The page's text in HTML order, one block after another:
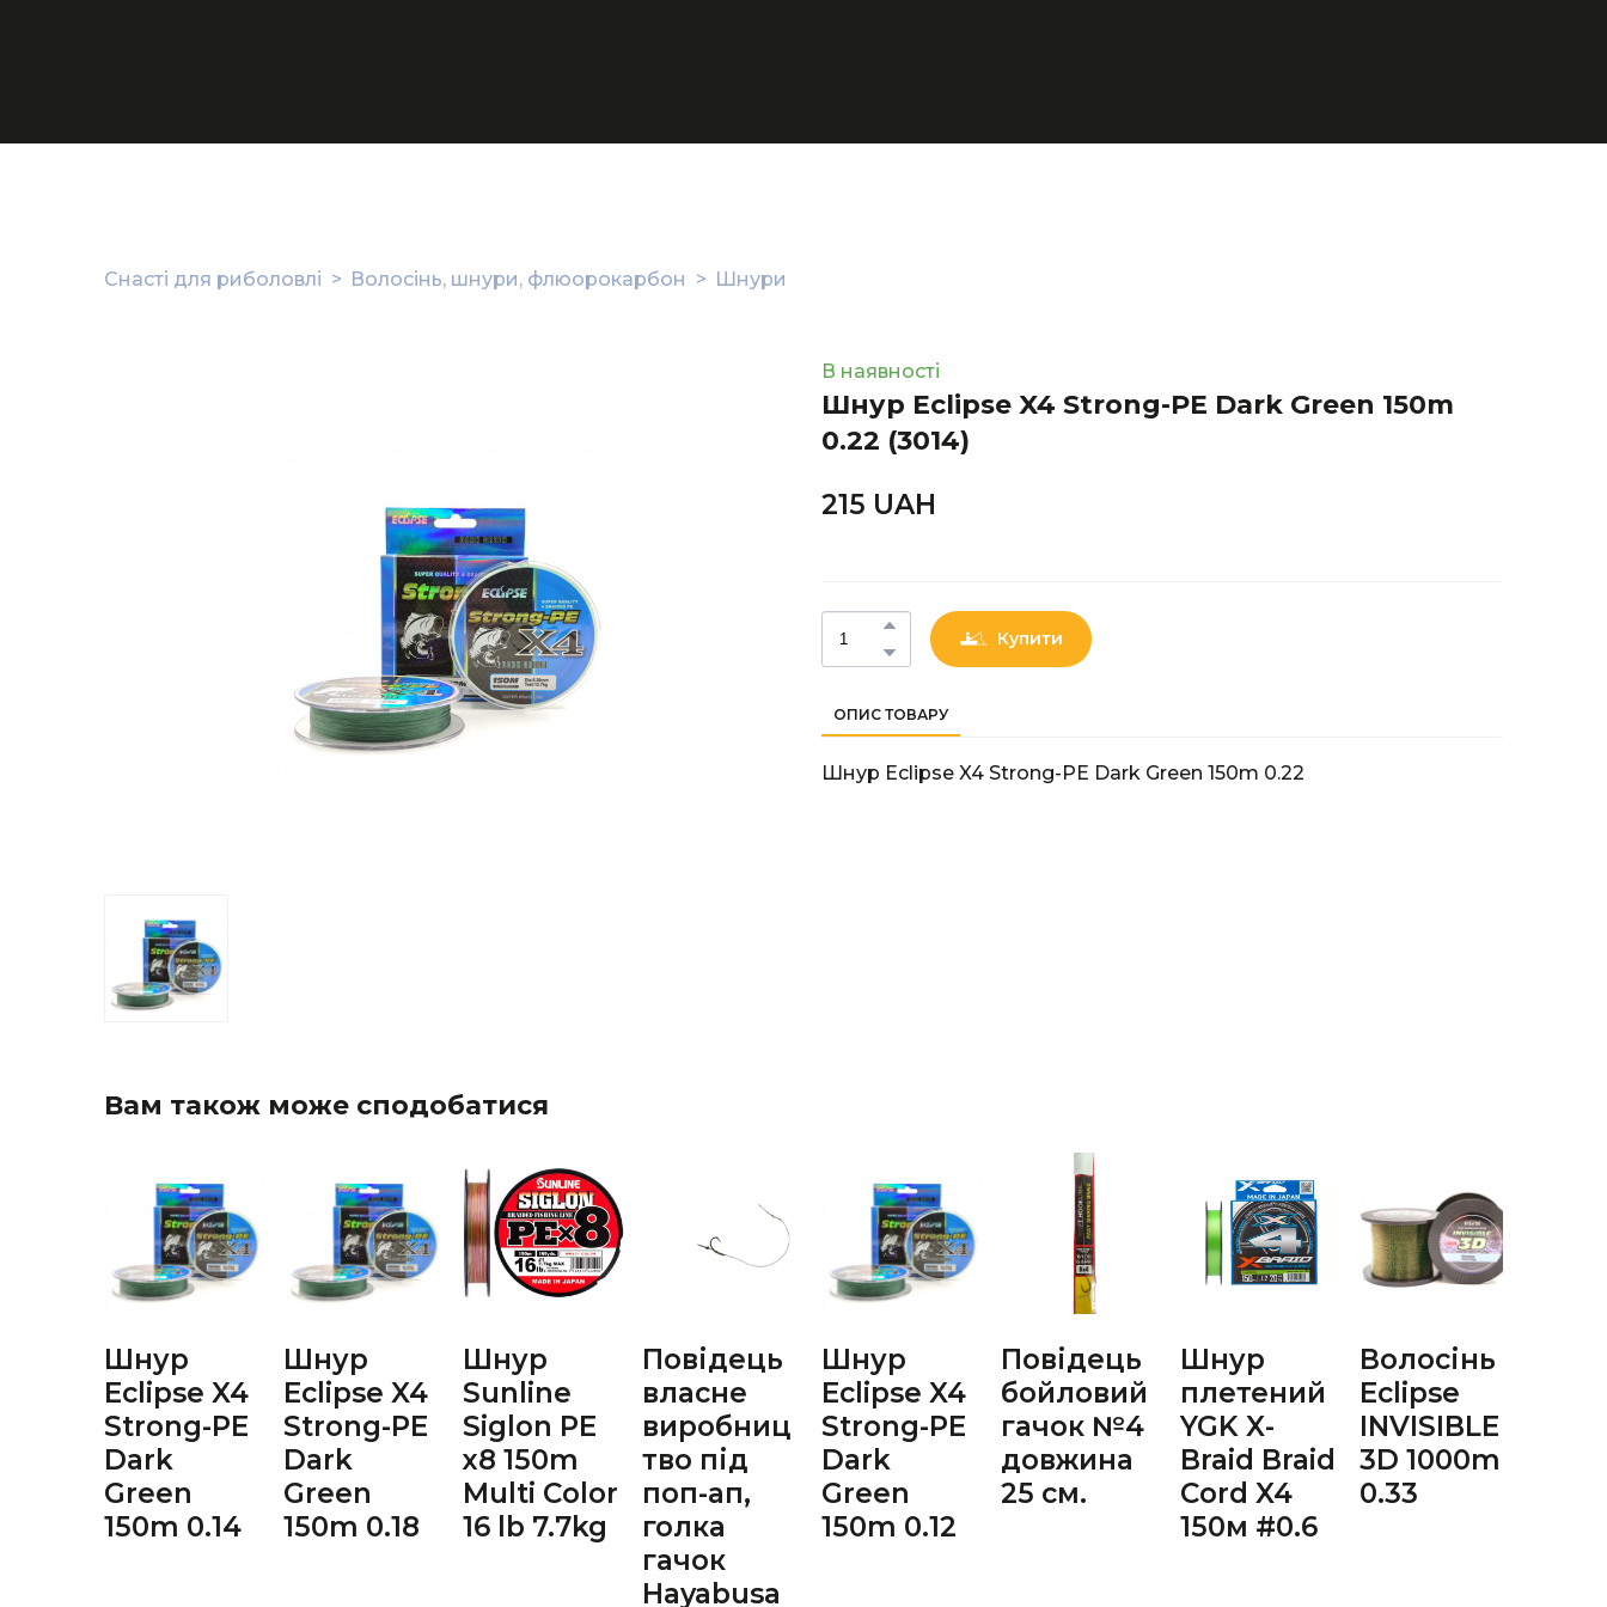
Снасті для риболовлі Волосінь, шнури, флюорокарбон Шнури
В наявності
Шнур Eclipse X4 Strong-PE Dark Green 150m
0.22 (3014)
215 UAН
Купити
ОПИС ТОВАРУ
Шнур Eclipse X4 Strong-PE Dark Green 150m 0.22
Вам також може сподобатися
Шнур
Eclipse X4
Strong-PE
Dark
Green
150m 0.14
Шнур
Eclipse X4
Strong-PE
Dark
Green
150m 0.18
Шнур
Sunline
Siglon PE
х8 150m
Multi Color
16 lb 7.7kg
Повідець
власне
виробниц
тво під
поп-ап,
голка
гачок
Hayabusa
Шнур
Eclipse X4
Strong-PE
Dark
Green
150m 0.12
Повідець
бойловий
гачок №4
довжина
25 см.
Шнур
плетений
YGK X-
Braid Braid
Cord X4
150м #0.6
Волосінь
Eclipse
INVISIBLE
3D 1000m
0.33